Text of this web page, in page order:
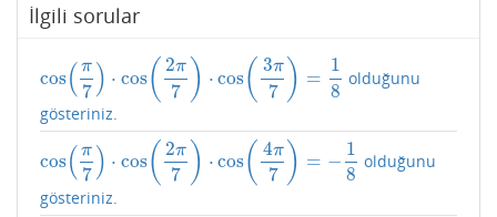
İlgili sorular
cos( π
7 ) ⋅ cos( 2π
7 ) ⋅ cos( 3π
7 ) =
1
8
cos(π 7)⋅ cos (2π7) cos( 3π 7)=18
olduğunu
gösteriniz.
cos( π
7 ) ⋅ cos( 2π
7 ) ⋅ cos( 4π
7 ) = −
1
8
cos(π 7)⋅ cos (2π7) cos( 4π 7)=−18
olduğunu
gösteriniz.